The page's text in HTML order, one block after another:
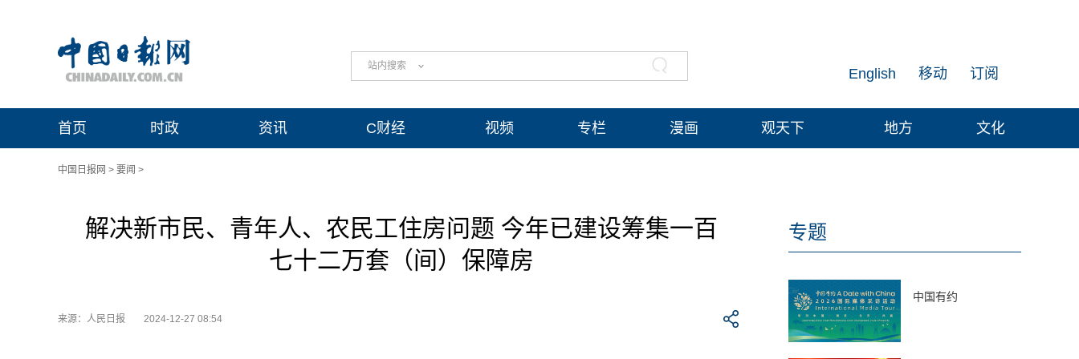
站内搜索 订阅
移动
English
首页 时政 资讯 C财经 视频 专栏 漫画 观天下 地方 文化
中国日报网 > 要闻 >
解决新市民、青年人、农民工住房问题 今年已建设筹集一百
七十二万套（间）保障房
来源：人民日报 2024-12-27 08:54
专题
中国有约